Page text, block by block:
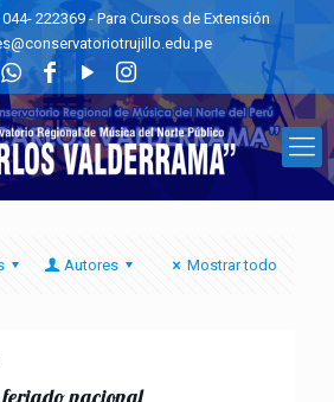
044- 222369 - Para Cursos de Extensión
Autores Mostrar todo